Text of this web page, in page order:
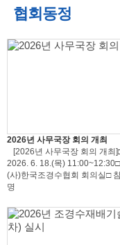
협회동정
2026년 사무국장 회의 개최
[2026년 사무국장 회의 개최
2026. 6. 18.(목)
(사)한국조경수협회 회의실□
명